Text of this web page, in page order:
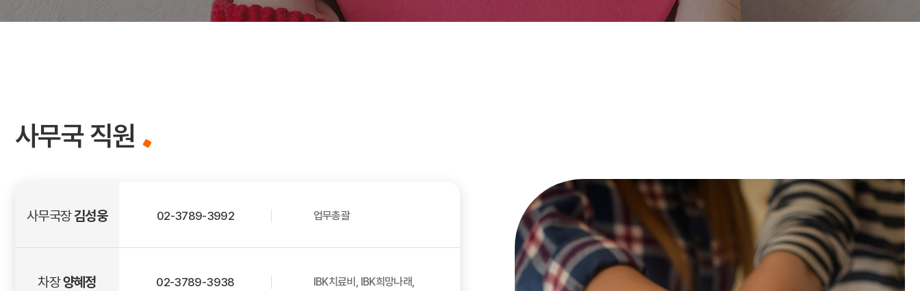
감사인사
조직구성
사무국 직원
사무국장김성웅 02-3789-3992 업무총괄
차장양혜정 02-3789-3938
IBK치료비, IBK희망나래,